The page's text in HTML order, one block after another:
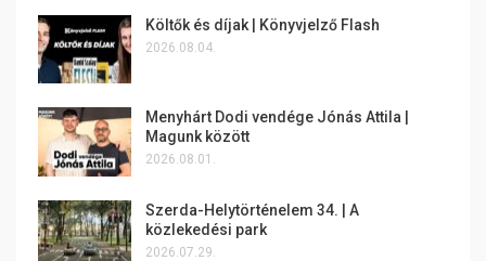
Költők és díjak | Könyvjelző Flash
2026.08.04.
Menyhárt Dodi vendége Jónás Attila |
Magunk között
2026.08.01.
Szerda-Helytörténelem 34. | A
közlekedési park
2026.07.29.